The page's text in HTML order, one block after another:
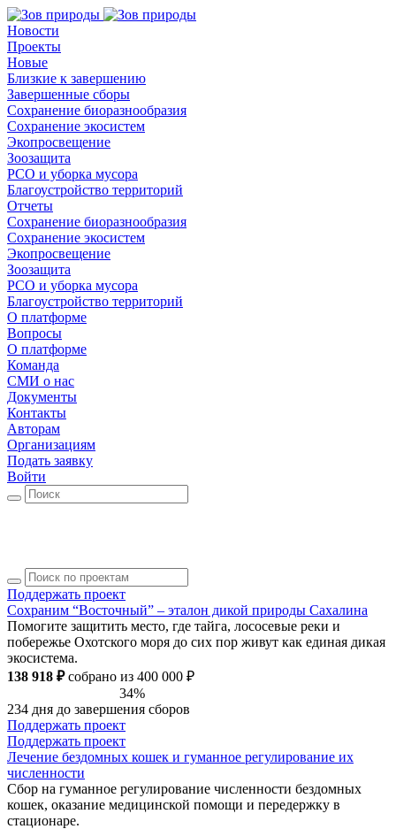
Новости
Проекты
Новые
Близкие к завершению
Завершенные сборы
Сохранение биоразнообразия
Сохранение экосистем
Экопросвещение
Зоозащита
РСО и уборка мусора
Благоустройство территорий
Отчеты
Сохранение биоразнообразия
Сохранение экосистем
Экопросвещение
Зоозащита
РСО и уборка мусора
Благоустройство территорий
О платформе
Вопросы
О платформе
Команда
СМИ о нас
Документы
Контакты
Авторам
Организациям
Подать заявку
Войти
Поддержать проект
Сохраним “Восточный” – эталон дикой природы Сахалина
Помогите защитить место, где тайга, лососевые реки и
побережье Охотского моря до сих пор живут как единая дикая
экосистема.
138 918 ₽собрано из 400 000 ₽
34%
234 дня до завершения сборов
Поддержать проект
Поддержать проект
Лечение бездомных кошек и гуманное регулирование их
численности
Сбор на гуманное регулирование численности бездомных
кошек, оказание медицинской помощи и передержку в
стационаре.